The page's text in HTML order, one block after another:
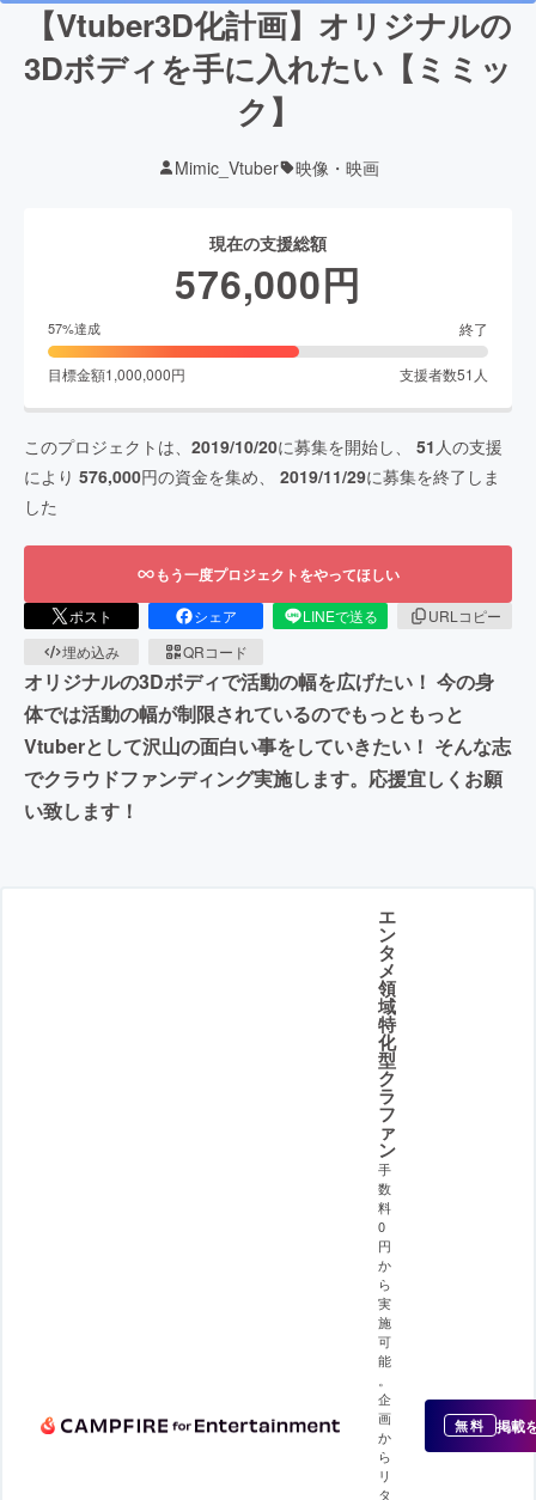
【Vtuber3D化計画】オリジナルの
3Dボディを手に入れたい【ミミッ
ク】
Mimic_Vtuber 映像・映画
現在の支援総額
576,000円
57%達成 終了
目標金額1,000,000円 支援者数51 人
このプロジェクトは、 2019/10/20に募集を開始し、 51 人の支援
により 576,000円の資金を集め、 2019/11/29に募集を終了しま
した
もう一度プロジェクトをやってほしい
ポスト シェア LINEで送る
URLコピー
埋め込み
QRコード
オリジナルの3Dボディで活動の幅を広げたい！ 今の身
体では活動の幅が制限されているのでもっともっと
Vtuberとして沢山の面白い事をしていきたい！ そんな志
でクラウドファンディング実施します。応援宜しくお願
い致します！
エ
ン
タ
メ
領
域
特
化
型
ク
ラ
フ
ァ
ン
手
数
料
0
円
か
ら
実
施
可
能
企
画
か
ら
リ
タ
無料 掲載